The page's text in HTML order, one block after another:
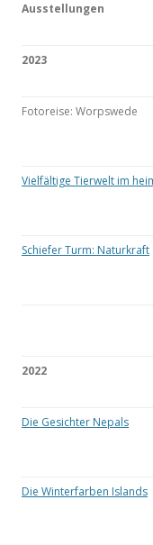
Ausstellungen
2023
Fotoreise: Worpswede
Vielfältige Tierwelt im
Schiefer Turm: Naturkraft
2022
Die Gesichter Nepals
Die Winterfarben Islands